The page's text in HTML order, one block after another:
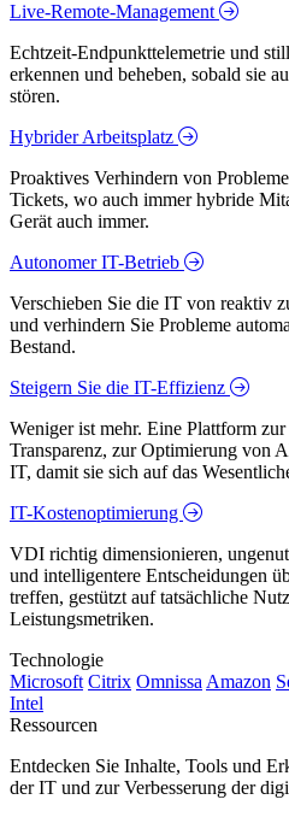
Live-Remote-Management
Echtzeit-Endpunkttelemetrie und
erkennen und beheben, sobald sie
stören.
Hybrider Arbeitsplatz
Proaktives Verhindern von
Tickets, wo auch immer hybride
Gerät auch immer.
Autonomer IT-Betrieb
Verschieben Sie die IT von reaktiv
und verhindern Sie Probleme
Bestand.
Steigern Sie die IT-Effizienz
Weniger ist mehr. Eine Plattform
Transparenz, zur Optimierung von
IT, damit sie sich auf das
IT-Kostenoptimierung
VDI richtig dimensionieren,
und intelligentere Entscheidungen
treffen, gestützt auf tatsächliche
Leistungsmetriken.
Technologie
Microsoft Citrix Omnissa Amazon
Intel
Ressourcen
Entdecken Sie Inhalte, Tools und
der IT und zur Verbesserung der